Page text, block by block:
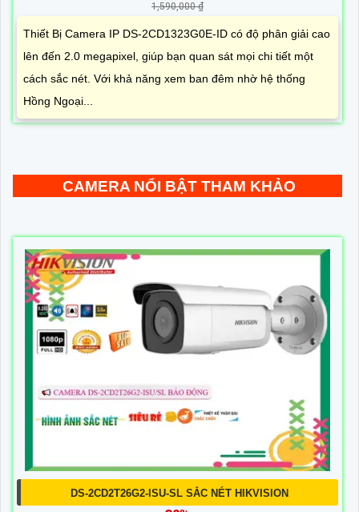
1,590,000 ₫
Thiết Bị Camera IP DS-2CD1323G0E-ID có độ phân giải cao
lên đến 2.0 megapixel, giúp bạn quan sát mọi chi tiết một
cách sắc nét. Với khả năng xem ban đêm nhờ hệ thống
Hồng Ngoại...
CAMERA NỔI BẬT THAM KHẢO
DS-2CD2T26G2-ISU-SL SẮC NÉT HIKVISION